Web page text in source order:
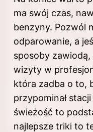
ma swój czas,
benzyny. Pozwól
odparowanie, a
sposoby
wizyty w
która zadba o to,
przypominał
świeżość to
najlepsze triki to